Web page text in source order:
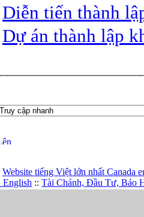
Diễn tiến thành
Dự án thành lập
Website tiếng Việt lớn nhất Canada
English :: Tài Chánh, Đầu Tư, Bảo